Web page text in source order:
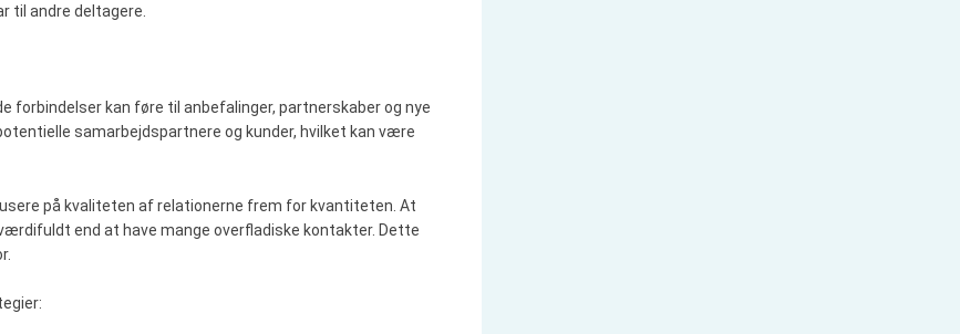
til andre deltagere.
forbindelser kan føre til anbefalinger, partnerskaber og nye
samarbejdspartnere og kunder, hvilket kan være
på kvaliteten af relationerne frem for kvantiteten. At
end at have mange overfladiske kontakter. Dette